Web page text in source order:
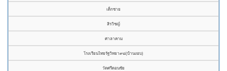
เด็กชาย
สิรวิชญ์
ศาลาคาม
โรงเรียนไทยรัฐวิทยา๙๘(บ้านงอบ)
วัดศรีดอนชัย